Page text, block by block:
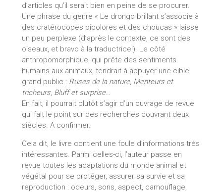
d’articles qu’il serait bien en peine de se procurer.
Une phrase du genre « Le drongo brillant s’associe à
des cratérocopes bicolores et des choucas » laisse
un peu perplexe (d’après le contexte, ce sont des
oiseaux, et bravo à la traductrice!). Le côté
anthropomorphique, qui prête des sentiments
humains aux animaux, tendrait à appuyer une cible
grand public : Ruses de la nature, Menteurs et
tricheurs, Bluff et surprise…
En fait, il pourrait plutôt s’agir d’un ouvrage de revue
qui fait le point sur des recherches couvrant deux
siècles. A confirmer.
Cela dit, le livre contient une foule d’informations très
intéressantes. Parmi celles-ci, l’auteur passe en
revue toutes les adaptations du monde animal et
végétal pour se protéger, assurer sa survie et sa
reproduction : odeurs, sons, aspect, camouflage,